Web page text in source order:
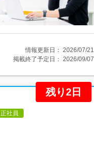
情報更新日： 2026/07/21
掲載終了予定日： 2026/09/07
残り2日
正社員